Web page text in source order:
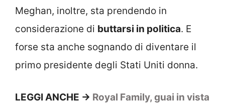
Meghan, inoltre, sta prendendo in
considerazione di buttarsi in politica. E
forse sta anche sognando di diventare il
primo presidente degli Stati Uniti donna.
LEGGI ANCHE -> Royal Family, guai in vista